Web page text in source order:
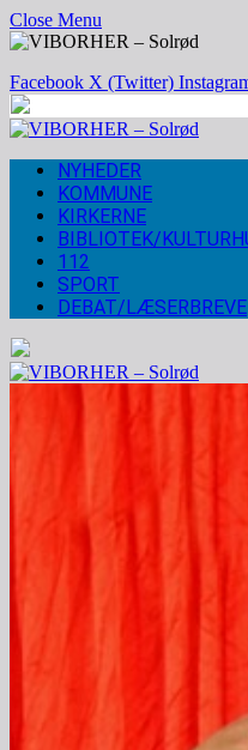
Close Menu
Facebook X (Twitter)
NYHEDER
KOMMUNE
KIRKERNE
BIBLIOTEK/
112
SPORT
DEBAT/LÆSERBREVE